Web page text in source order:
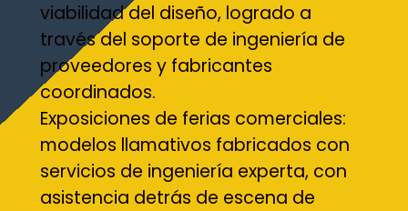
viabilidad del diseño, logrado a
través del soporte de ingeniería de
proveedores y fabricantes
coordinados.
Exposiciones de ferias comerciales:
modelos llamativos fabricados con
servicios de ingeniería experta, con
asistencia detrás de escena de